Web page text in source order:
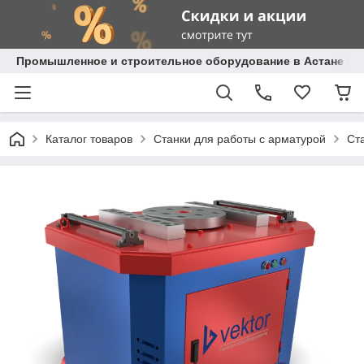
Промышленное и строительное оборудование в Астане с
Каталог товаров Станки для работы с арматурой